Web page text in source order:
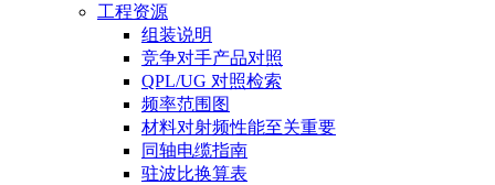
工程资源
组装说明
竞争对手产品对照
QPL/UG 对照检索
频率范围图
材料对射频性能至关重要
同轴电缆指南
驻波比换算表